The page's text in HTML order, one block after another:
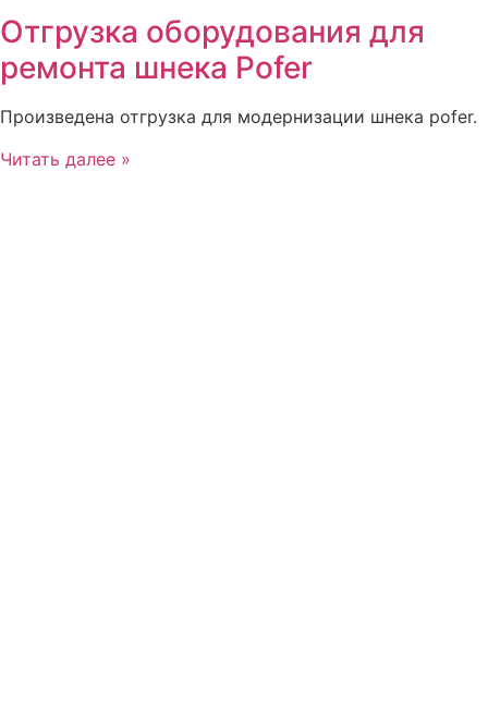
Отгрузка оборудования для
ремонта шнека Pofer
Произведена отгрузка для модернизации шнека pofer.
Читать далее »